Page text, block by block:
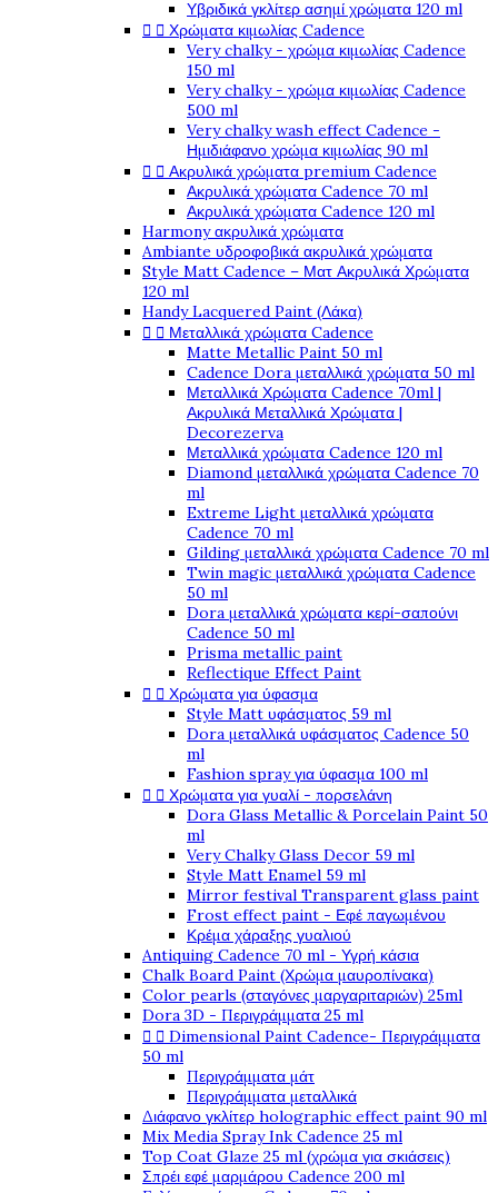
Υβριδικά γκλίτερ ασημί χρώματα 120 ml
  Χρώματα κιμωλίας Cadence
Very chalky - χρώμα κιμωλίας Cadence
150 ml
Very chalky - χρώμα κιμωλίας Cadence
500 ml
Very chalky wash effect Cadence -
Ημιδιάφανο χρώμα κιμωλίας 90 ml
  Ακρυλικά χρώματα premium Cadence
Ακρυλικά χρώματα Cadence 70 ml
Ακρυλικά χρώματα Cadence 120 ml
Harmony ακρυλικά χρώματα
Ambiante υδροφοβικά ακρυλικά χρώματα
Style Matt Cadence – Ματ Ακρυλικά Χρώματα
120 ml
Handy Lacquered Paint (Λάκα)
  Μεταλλικά χρώματα Cadence
Matte Metallic Paint 50 ml
Cadence Dora μεταλλικά χρώματα 50 ml
Μεταλλικά Χρώματα Cadence 70ml |
Ακρυλικά Μεταλλικά Χρώματα |
Decorezerva
Μεταλλικά χρώματα Cadence 120 ml
Diamond μεταλλικά χρώματα Cadence 70
ml
Extreme Light μεταλλικά χρώματα
Cadence 70 ml
Gilding μεταλλικά χρώματα Cadence 70 ml
Twin magic μεταλλικά χρώματα Cadence
50 ml
Dora μεταλλικά χρώματα κερί-σαπούνι
Cadence 50 ml
Prisma metallic paint
Reflectique Effect Paint
  Χρώματα για ύφασμα
Style Matt υφάσματος 59 ml
Dora μεταλλικά υφάσματος Cadence 50
ml
Fashion spray για ύφασμα 100 ml
  Χρώματα για γυαλί - πορσελάνη
Dora Glass Metallic & Porcelain Paint 50
ml
Very Chalky Glass Decor 59 ml
Style Matt Enamel 59 ml
Mirror festival Transparent glass paint
Frost effect paint - Εφέ παγωμένου
Κρέμα χάραξης γυαλιού
Antiquing Cadence 70 ml - Υγρή κάσια
Chalk Board Paint (Χρώμα μαυροπίνακα)
Color pearls (σταγόνες μαργαριταριών) 25ml
Dora 3D - Περιγράμματα 25 ml
  Dimensional Paint Cadence- Περιγράμματα
50 ml
Περιγράμματα μάτ
Περιγράμματα μεταλλικά
Διάφανο γκλίτερ holographic effect paint 90 ml
Mix Media Spray Ink Cadence 25 ml
Top Coat Glaze 25 ml (χρώμα για σκιάσεις)
Σπρέι εφέ μαρμάρου Cadence 200 ml